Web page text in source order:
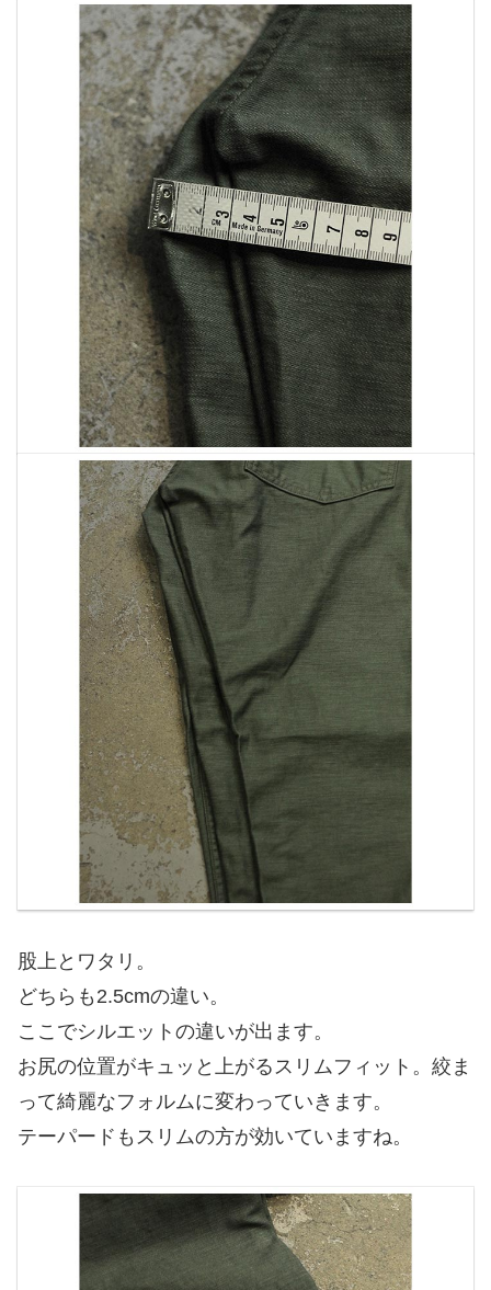
股上とワタリ。
どちらも2.5cmの違い。
ここでシルエットの違いが出ます。
お尻の位置がキュッと上がるスリムフィット。絞ま
って綺麗なフォルムに変わっていきます。
テーパードもスリムの方が効いていますね。